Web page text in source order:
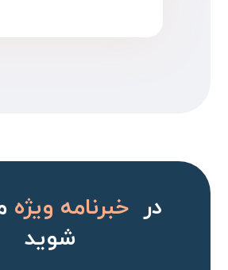
درخبرنامه ویژه
شوید